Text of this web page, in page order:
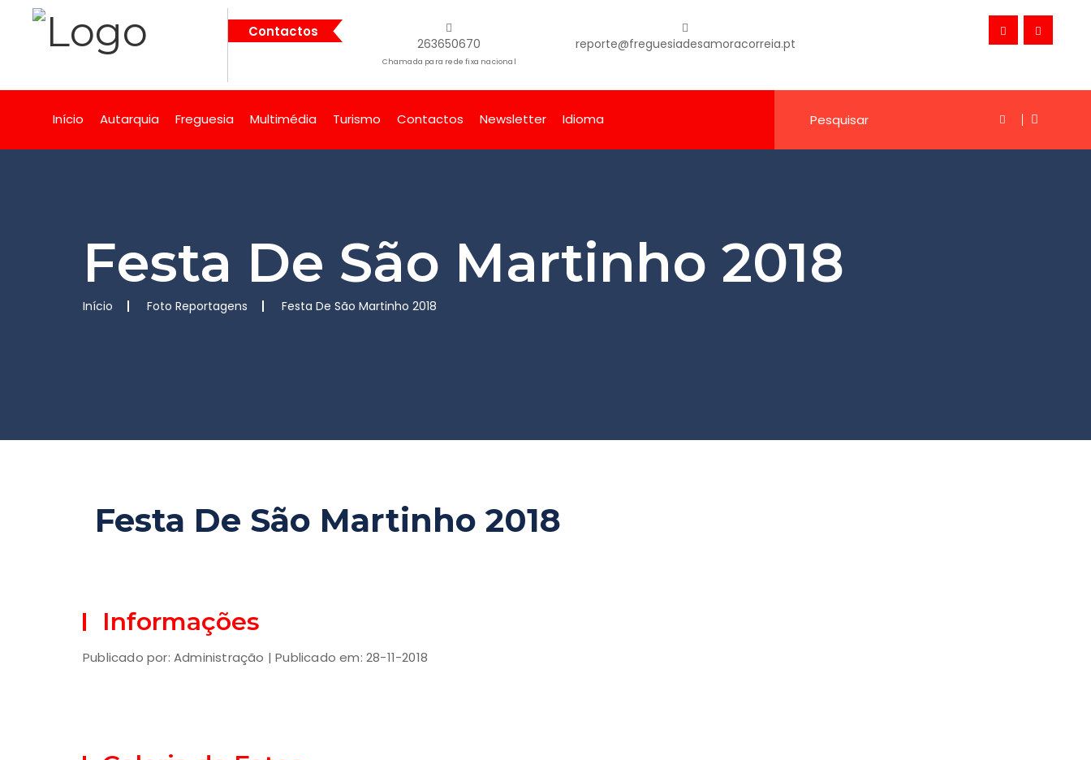
Contactos
263650670
Chamada para rede fixa nacional
reporte@freguesiadesamoracorreia.pt
Início Autarquia Freguesia Multimédia Turismo Contactos Newsletter Idioma
Festa De São Martinho 2018
Início Foto Reportagens Festa De São Martinho 2018
Festa De São Martinho 2018
Informações
Publicado por: Administração | Publicado em: 28-11-2018